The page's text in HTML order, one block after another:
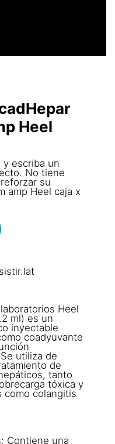
Heel
y escriba un
No tiene
su
amp Heel caja x
Heel
ml) es un
inyectable
coadyuvante
utiliza de
de
tanto
tóxica y
como colangitis
Contiene una